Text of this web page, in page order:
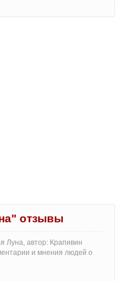
отзывы
Луна, автор: Крапивин
и мнения людей о